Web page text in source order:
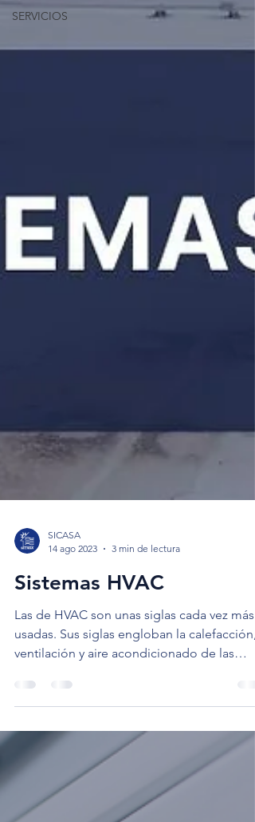
SERVICIOS
14 ago 2023
3 min de lectura
Sistemas HVAC
Las de HVAC son unas siglas cada vez más
ventilación y aire acondicionado de las
siglas:...